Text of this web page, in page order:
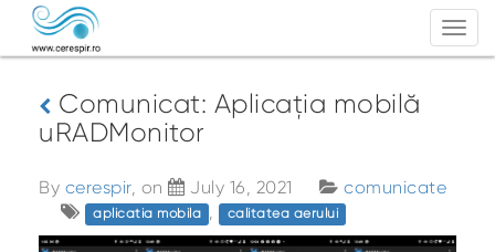
Comunicat: Aplicația mobilă
uRADMonitor
By cerespir, on July 16, 2021 comunicate
aplicatia mobila , calitatea aerului